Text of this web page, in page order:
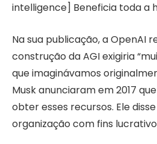
intelligence] Beneficia toda a
Na sua publicação, a OpenAI
construção da AGI exigiria
que imaginávamos
Musk anunciaram em 2017
obter esses recursos. Ele
organização com fins